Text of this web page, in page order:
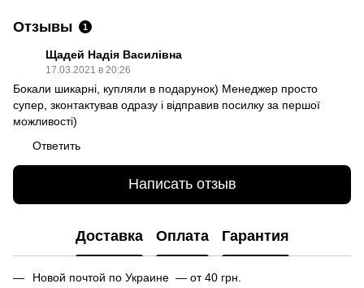
Отзывы 1
Щадей Надія Василівна
17.03.2021 в 20:26
Бокали шикарні, купляли в подарунок) Менеджер просто
супер, зконтактував одразу і відправив посилку за першої
можливості)
Ответить
Написать отзыв
Доставка Оплата Гарантия
Новой почтой по Украине — от 40 грн.